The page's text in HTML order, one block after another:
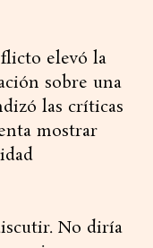
elevó la
sobre una
las críticas
mostrar
No diría